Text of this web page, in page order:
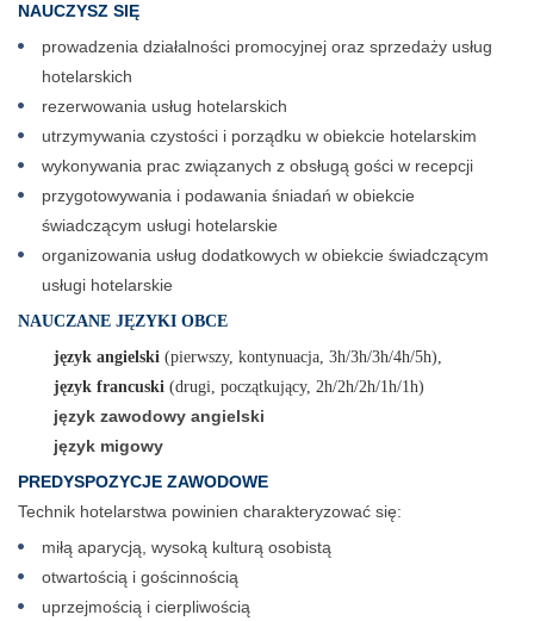
NAUCZYSZ SIĘ
prowadzenia działalności promocyjnej oraz sprzedaży usług
hotelarskich
rezerwowania usług hotelarskich
utrzymywania czystości i porządku w obiekcie hotelarskim
wykonywania prac związanych z obsługą gości w recepcji
przygotowywania i podawania śniadań w obiekcie
świadczącym usługi hotelarskie
organizowania usług dodatkowych w obiekcie świadczącym
usługi hotelarskie
NAUCZANE JĘZYKI OBCE
język angielski (pierwszy, kontynuacja, 3h/3h/3h/4h/5h),
język francuski (drugi, początkujący, 2h/2h/2h/1h/1h)
język zawodowy angielski
język migowy
PREDYSPOZYCJE ZAWODOWE
Technik hotelarstwa powinien charakteryzować się:
miłą aparycją, wysoką kulturą osobistą
otwartością i gościnnością
uprzejmością i cierpliwością